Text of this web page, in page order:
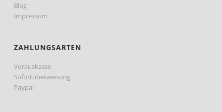
Blog
Impressum
ZAHLUNGSARTEN
Vorauskasse
Sofortüberweisung
Paypal